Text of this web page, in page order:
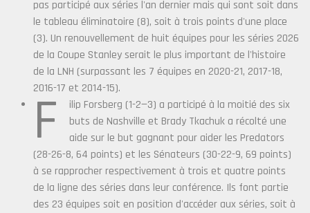
pas participé aux séries l'an dernier mais qui sont soit dans
le tableau éliminatoire (8), soit à trois points d'une place
(3). Un renouvellement de huit équipes pour les séries 2026
de la Coupe Stanley serait le plus important de l'histoire
de la LNH (surpassant les 7 équipes en 2020-21, 2017-18,
2016-17 et 2014-15).
F
ilip Forsberg (1-2—3) a participé à la moitié des six
buts de Nashville et Brady Tkachuk a récolté une
aide sur le but gagnant pour aider les Predators
(28-26-8, 64 points) et les Sénateurs (30-22-9, 69 points)
à se rapprocher respectivement à trois et quatre points
de la ligne des séries dans leur conférence. Ils font partie
des 23 équipes soit en position d'accéder aux séries, soit à